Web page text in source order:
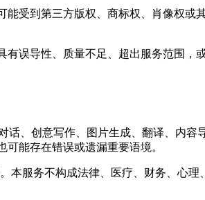
受到第三方版权、商标权、肖像权或
误导性、质量不足、超出服务范围，
话、创意写作、图片生成、翻译、内
能存在错误或遗漏重要语境。
服务不构成法律、医疗、财务、心